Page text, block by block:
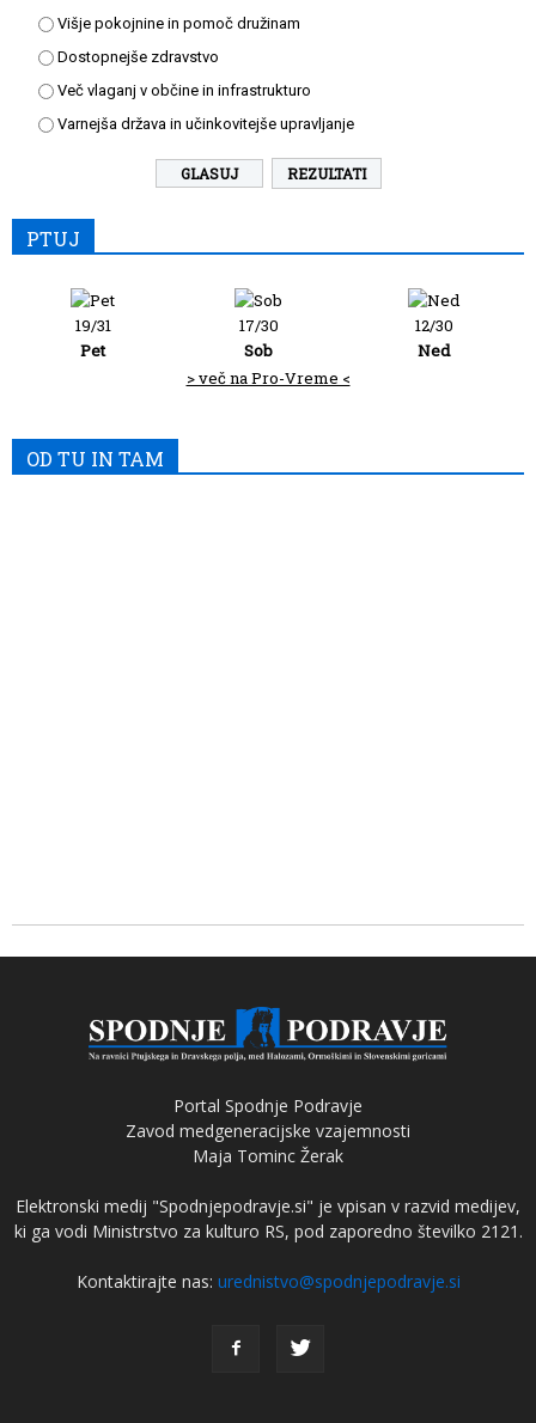
Višje pokojnine in pomoč družinam
Dostopnejše zdravstvo
Več vlaganj v občine in infrastrukturo
Varnejša država in učinkovitejše upravljanje
REZULTATI
PTUJ
19/31
Pet
17/30
Sob
12/30
Ned
> več na Pro-Vreme <
OD TU IN TAM
Portal Spodnje Podravje
Zavod medgeneracijske vzajemnosti
Maja Tominc Žerak
Elektronski medij "Spodnjepodravje.si" je vpisan v razvid medijev,
ki ga vodi Ministrstvo za kulturo RS, pod zaporedno številko 2121.
Kontaktirajte nas: urednistvo@spodnjepodravje.si